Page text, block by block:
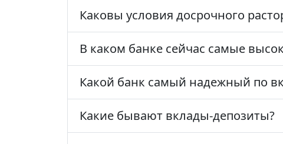
Каковы условия досрочного
В каком банке сейчас самые
Какой банк самый надежный по
Какие бывают вклады-депозиты?